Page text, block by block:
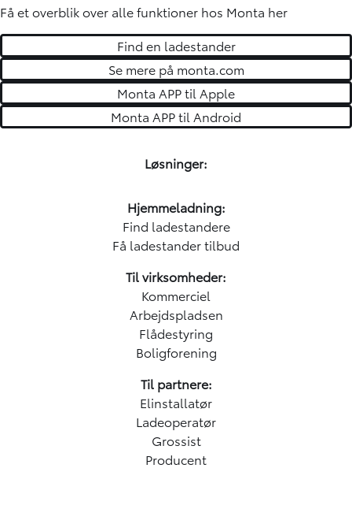
Få et overblik over alle funktioner hos Monta her
Find en ladestander
Se mere på monta.com
Monta APP til Apple
Monta APP til Android
Løsninger:
Hjemmeladning:
Find ladestandere
Få ladestander tilbud
Til virksomheder:
Kommerciel
Arbejdspladsen
Flådestyring
Boligforening
Til partnere:
Elinstallatør
Ladeoperatør
Grossist
Producent